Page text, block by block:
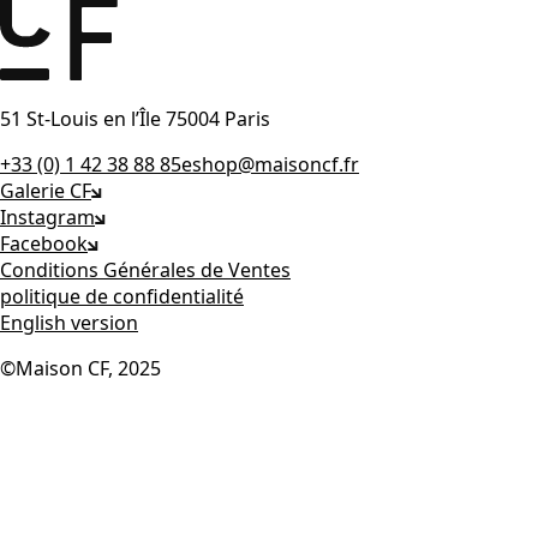
51 St-Louis en l’Île 75004 Paris
+33 (0) 1 42 38 88 85eshop@maisoncf.fr
Galerie CF
Instagram
Facebook
Conditions Générales de Ventes
politique de confidentialité
English version
©Maison CF, 2025